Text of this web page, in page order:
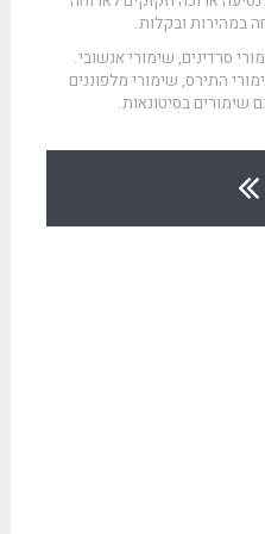
במהירות ובקלות.
סרדינים, שימורי אנשובי.
התירס, שימורי מלפוננים
שימורים בסיטונאות.